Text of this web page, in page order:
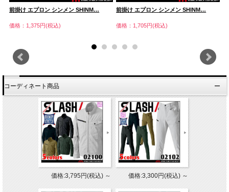
前掛け エプロン シンメン SHINM…
価格：1,375円(税込)
前掛け エプロン シンメン SHINM…
価格：1,705円(税込)
コーディネート商品
価格:3,795円(税込)～ 価格:3,300円(税込)～